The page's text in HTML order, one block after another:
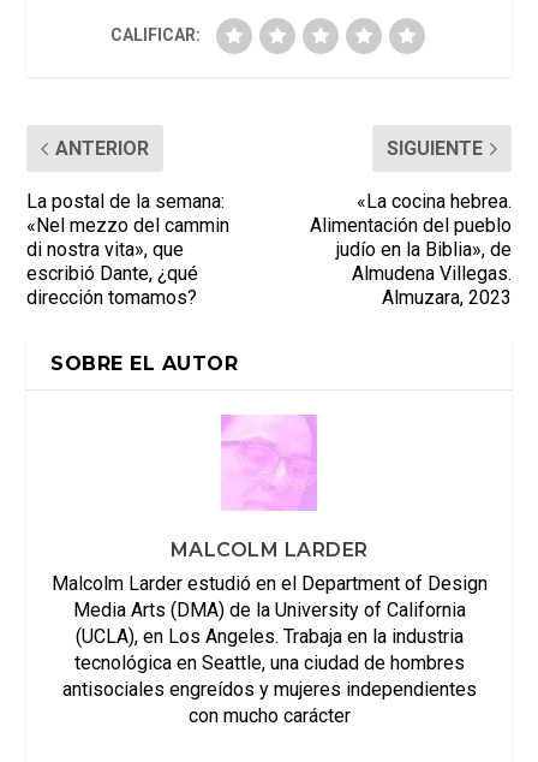
CALIFICAR:
ANTERIOR
La postal de la semana:
«Nel mezzo del cammin
di nostra vita», que
escribió Dante, ¿qué
dirección tomamos?
SIGUIENTE
«La cocina hebrea.
Alimentación del pueblo
judío en la Biblia», de
Almudena Villegas.
Almuzara, 2023
SOBRE EL AUTOR
MALCOLM LARDER
Malcolm Larder estudió en el Department of Design
Media Arts (DMA) de la University of California
(UCLA), en Los Angeles. Trabaja en la industria
tecnológica en Seattle, una ciudad de hombres
antisociales engreídos y mujeres independientes
con mucho carácter